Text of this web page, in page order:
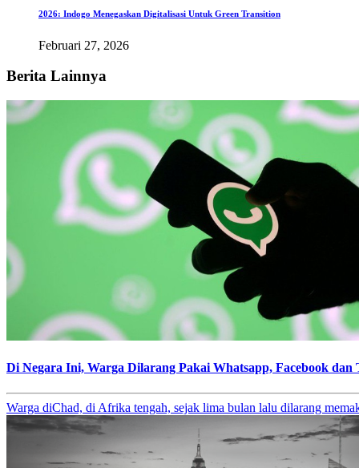
2026: Indogo Menegaskan Digitalisasi Untuk Green Transition
Februari 27, 2026
Berita Lainnya
Di Negara Ini, Warga Dilarang Pakai Whatsapp, Facebook dan
Warga diChad, di Afrika tengah, sejak lima bulan lalu dilarang